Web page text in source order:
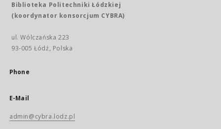
Biblioteka Politechniki Łódzkiej
(koordynator konsorcjum CYBRA)
ul. Wólczańska 223
93-005 Łódź, Polska
Phone
E-Mail
admin@cybra.lodz.pl